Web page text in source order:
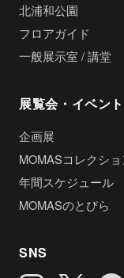
北浦和公園
フロアガイド
一般展示室 / 講堂
展覧会・イベント
企画展
MOMASコレクショ
年間スケジュール
MOMASのとびら
SNS